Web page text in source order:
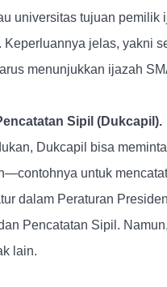
universitas tujuan
jelas, yakni
menunjukkan ijazah
dan
Dukcapil bisa
untuk
dalam Peraturan
Pencatatan Sipil.
lain.